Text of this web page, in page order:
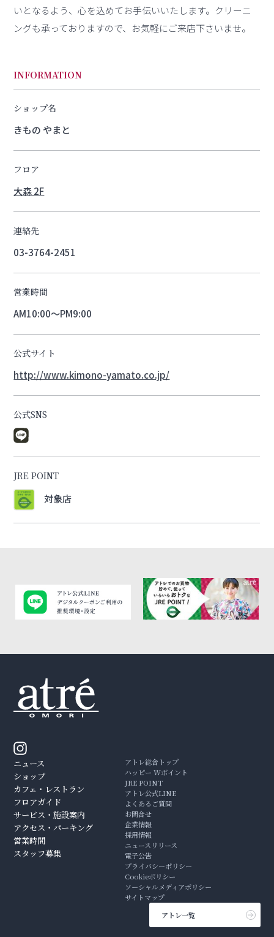
いとなるよう、心を込めてお手伝いいたします。クリーニ
ングも承っておりますので、お気軽にご来店下さいませ。
INFORMATION
ショップ名
きもの やまと
フロア
大森 2F
連絡先
03-3764-2451
営業時間
AM10:00～PM9:00
公式サイト
http://www.kimono-yamato.co.jp/
公式SNS
JRE POINT
対象店
ニュース
ショップ
カフェ・レストラン
フロアガイド
サービス・施設案内
アクセス・パーキング
営業時間
スタッフ募集
アトレ総合トップ
ハッピー Wポイント
JRE POINT
アトレ公式LINE
よくあるご質問
お問合せ
企業情報
採用情報
ニュースリリース
電子公告
プライバシーポリシー
Cookieポリシー
ソーシャルメディアポリシー
サイトマップ
アトレ一覧